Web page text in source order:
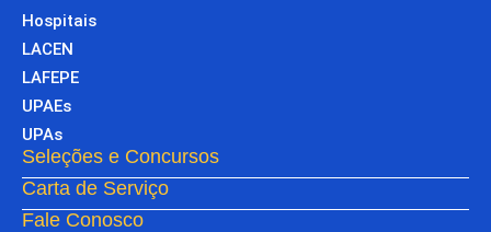
Hospitais
LACEN
LAFEPE
UPAEs
UPAs
Seleções e Concursos
Carta de Serviço
Fale Conosco